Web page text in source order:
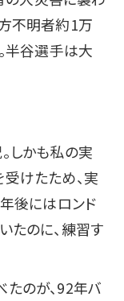
不明者約1万
半谷選手は大
しかも私の実
けたため、実
後にはロンド
たのに、練習す
のが、92年バ